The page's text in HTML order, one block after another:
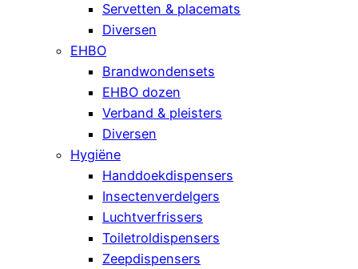
Servetten & placemats
Diversen
EHBO
Brandwondensets
EHBO dozen
Verband & pleisters
Diversen
Hygiëne
Handdoekdispensers
Insectenverdelgers
Luchtverfrissers
Toiletroldispensers
Zeepdispensers